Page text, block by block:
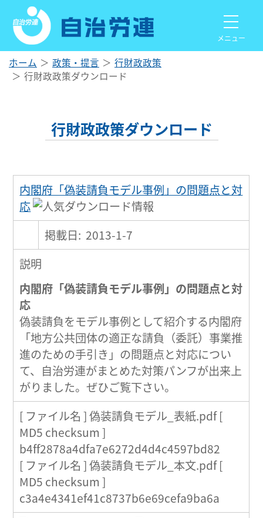
メニュー
ホーム 政策・提言
行財政政策
行財政政策ダウンロード
行財政政策ダウンロード
内閣府「偽装請負モデル事例」の問題点と対
応
掲載日: 2013-1-7
説明
内閣府「偽装請負モデル事例」の問題点と対
応
偽装請負をモデル事例として紹介する内閣府
「地方公共団体の適正な請負（委託）事業推
進のための手引き」の問題点と対応につい
て、自治労連がまとめた対策パンフが出来上
がりました。ぜひご覧下さい。
[ ファイル名 ] 偽装請負モデル_表紙.pdf [
MD5 checksum ]
b4ff2878a4dfa7e6272d4d4c4597bd82
[ ファイル名 ] 偽装請負モデル_本文.pdf [
MD5 checksum ]
c3a4e4341ef41c8737b6e69cefa9ba6a